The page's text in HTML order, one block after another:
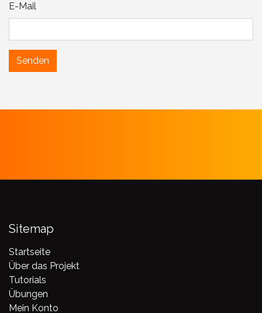
E-Mail
Senden
Sitemap
Startseite
Über das Projekt
Tutorials
Übungen
Mein Konto